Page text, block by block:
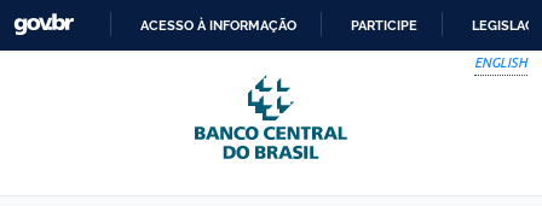
Skip to main content
PARA
O
CONTEÚDO
ACESSO À INFORMAÇÃO PARTICIPE
ENGLISH